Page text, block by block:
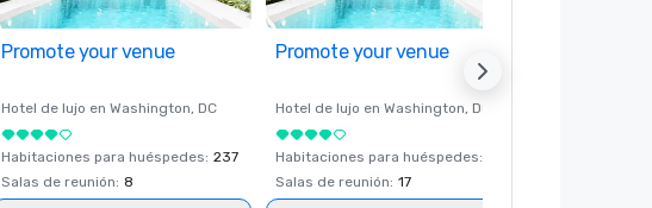
Promote your venue
Hotel de lujo en Washington, DC
Habitaciones para huéspedes: 237
Salas de reunión: 8
Promote your venue
Hotel de lujo en Washington, DC
Habitaciones para huéspedes:
Salas de reunión: 17